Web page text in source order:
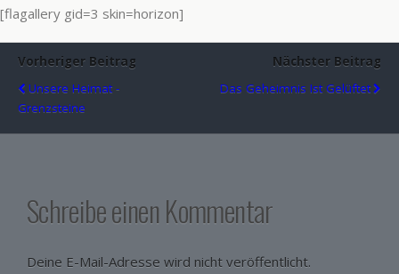
[flagallery gid=3 skin=horizon]
Vorheriger Beitrag
Unsere Heimat -
Grenzsteine
Nächster Beitrag
Das Geheimnis Ist Gelüftet
Schreibe einen Kommentar
Deine E-Mail-Adresse wird nicht veröffentlicht.